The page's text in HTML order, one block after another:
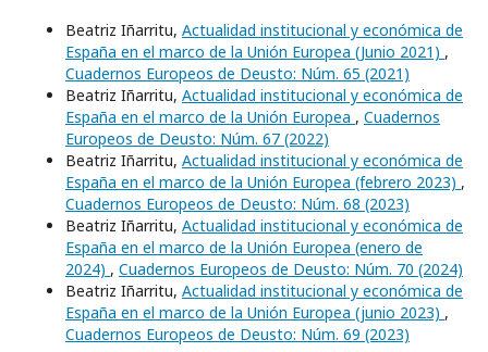
Beatriz Iñarritu, Actualidad institucional y económica de
España en el marco de la Unión Europea (Junio 2021) ,
Cuadernos Europeos de Deusto: Núm. 65 (2021)
Beatriz Iñarritu, Actualidad institucional y económica de
España en el marco de la Unión Europea , Cuadernos
Europeos de Deusto: Núm. 67 (2022)
Beatriz Iñarritu, Actualidad institucional y económica de
España en el marco de la Unión Europea (febrero 2023) ,
Cuadernos Europeos de Deusto: Núm. 68 (2023)
Beatriz Iñarritu, Actualidad institucional y económica de
España en el marco de la Unión Europea (enero de
2024) , Cuadernos Europeos de Deusto: Núm. 70 (2024)
Beatriz Iñarritu, Actualidad institucional y económica de
España en el marco de la Unión Europea (junio 2023) ,
Cuadernos Europeos de Deusto: Núm. 69 (2023)